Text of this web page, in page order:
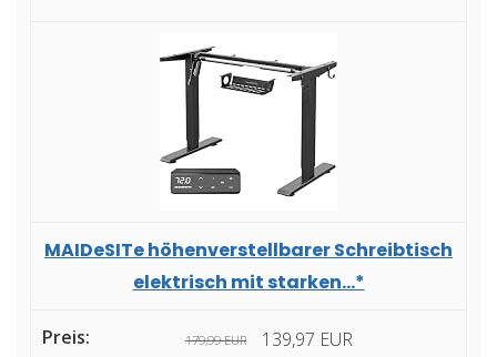
MAIDeSITe höhenverstellbarer Schreibtisch
elektrisch mit starken...*
179,99 EUR 139,97 EUR